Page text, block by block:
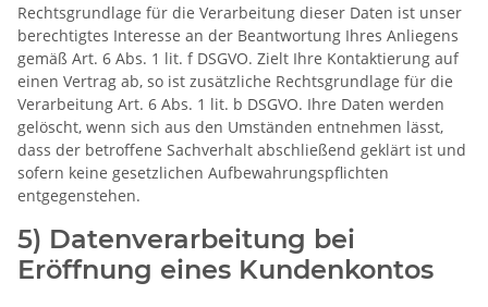
Rechtsgrundlage für die Verarbeitung dieser Daten ist unser
berechtigtes Interesse an der Beantwortung Ihres Anliegens
gemäß Art. 6 Abs. 1 lit. f DSGVO. Zielt Ihre Kontaktierung auf
einen Vertrag ab, so ist zusätzliche Rechtsgrundlage für die
Verarbeitung Art. 6 Abs. 1 lit. b DSGVO. Ihre Daten werden
gelöscht, wenn sich aus den Umständen entnehmen lässt,
dass der betroffene Sachverhalt abschließend geklärt ist und
sofern keine gesetzlichen Aufbewahrungspflichten
entgegenstehen.
5) Datenverarbeitung bei
Eröffnung eines Kundenkontos